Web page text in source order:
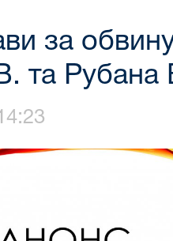
за
та Рубана